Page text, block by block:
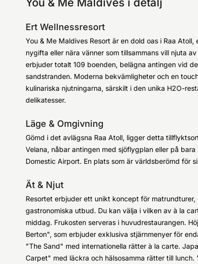
Ert Wellnessresort
You & Me Maldives Resort är en dold oas i Raa
nygifta eller nära vänner som tillsammans vill njuta
erbjuder totalt 109 boenden, belägna antingen vid
sandstranden. Moderna bekvämligheter och en
kulinariska njutningarna, särskilt i den unika H2O-
delikatesser.
Läge & Omgivning
Gömd i det avlägsna Raa Atoll, ligger detta
Velana, nåbar antingen med sjöflygplan eller på
Domestic Airport. En plats som är världsberömd för
Ät & Njut
Resortet erbjuder ett unikt koncept för
gastronomiska utbud. Du kan välja i vilken av à la
middag. Frukosten serveras i huvudrestaurangen.
Berton", som erbjuder exklusiva stjärnmenyer för
"The Sand" med internationella rätter à la carte.
Carpet" med läckra och hälsosamma rätter till